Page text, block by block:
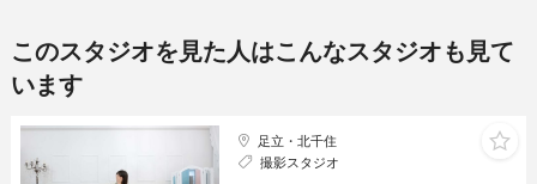
このスタジオを見た人はこんなスタジオも見て
います
足立・北千住
撮影スタジオ